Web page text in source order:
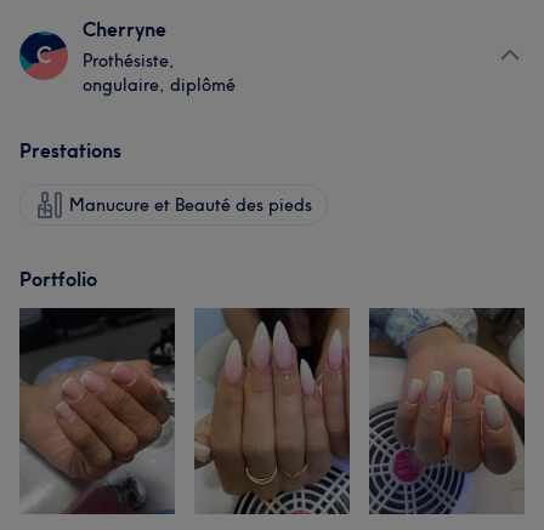
C
Cherryne
Prothésiste,
ongulaire, diplômé
Prestations
Manucure et Beauté des pieds
Portfolio